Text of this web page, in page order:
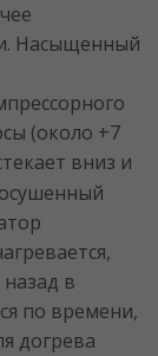
Насыщенный
(около +7
вниз и
в
по времени,
догрева